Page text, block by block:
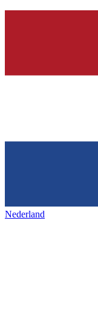
Nederland